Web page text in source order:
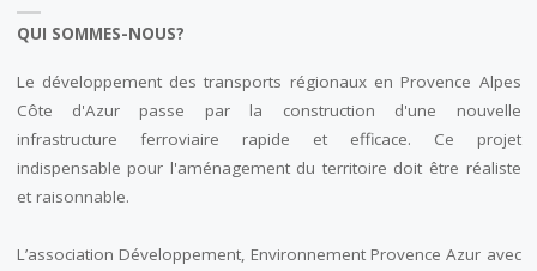
QUI SOMMES-NOUS?
Le développement des transports régionaux en Provence Alpes
Côte d'Azur passe par la construction d'une nouvelle
infrastructure ferroviaire rapide et efficace. Ce projet
indispensable pour l'aménagement du territoire doit être réaliste
et raisonnable.
L’association Développement, Environnement Provence Azur avec